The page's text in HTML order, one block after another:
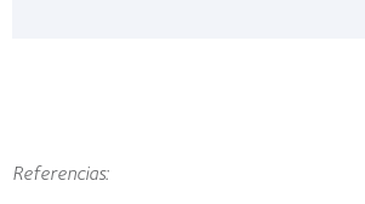
Referencias: